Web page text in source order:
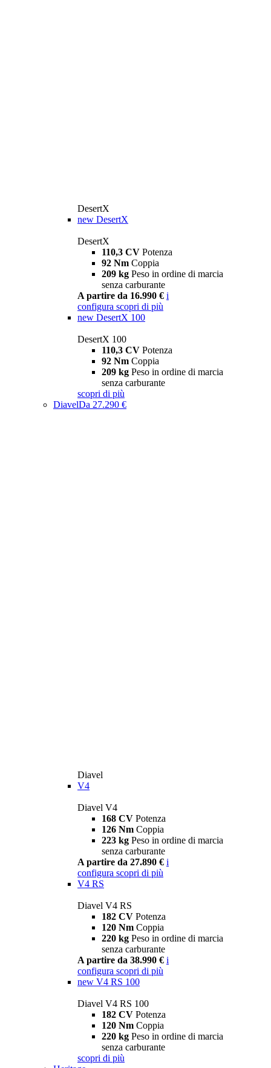
DesertX
new DesertX
DesertX
110,3 CV Potenza
92 Nm Coppia
209 kg Peso in ordine di marcia
senza carburante
A partire da 16.990 € i
configura scopri di più
new DesertX 100
DesertX 100
110,3 CV Potenza
92 Nm Coppia
209 kg Peso in ordine di marcia
senza carburante
scopri di più
DiavelDa 27.290 €
Diavel
V4
Diavel V4
168 CV Potenza
126 Nm Coppia
223 kg Peso in ordine di marcia
senza carburante
A partire da 27.890 € i
configura scopri di più
V4 RS
Diavel V4 RS
182 CV Potenza
120 Nm Coppia
220 kg Peso in ordine di marcia
senza carburante
A partire da 38.990 € i
configura scopri di più
new V4 RS 100
Diavel V4 RS 100
182 CV Potenza
120 Nm Coppia
220 kg Peso in ordine di marcia
senza carburante
scopri di più